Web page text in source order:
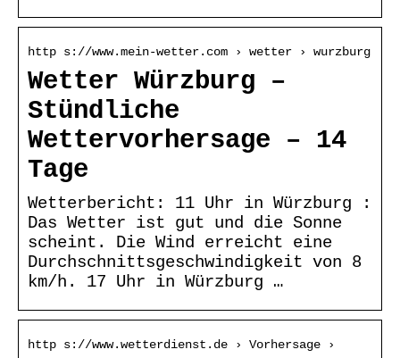
http s://www.mein-wetter.com › wetter › wurzburg
Wetter Würzburg –
Stündliche
Wettervorhersage – 14
Tage
Wetterbericht: 11 Uhr in Würzburg :
Das Wetter ist gut und die Sonne
scheint. Die Wind erreicht eine
Durchschnittsgeschwindigkeit von 8
km/h. 17 Uhr in Würzburg …
http s://www.wetterdienst.de › Vorhersage ›